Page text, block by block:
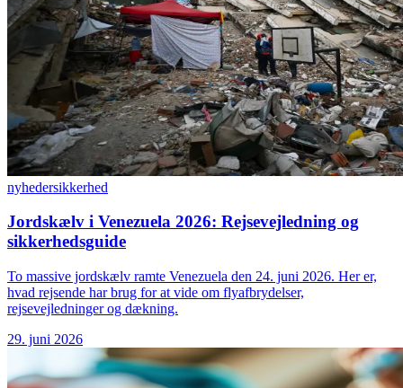
nyhedersikkerhed
Jordskælv i Venezuela 2026: Rejsevejledning og
sikkerhedsguide
To massive jordskælv ramte Venezuela den 24. juni 2026. Her er,
hvad rejsende har brug for at vide om flyafbrydelser,
rejsevejledninger og dækning.
29. juni 2026